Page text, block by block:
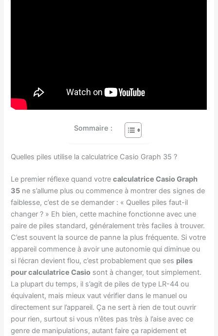
Sommaire :
Quelles piles utilise la calculatrice Casio Graph 35 ?
Le premier réflexe quand votrecalculatrice Casio Graph
35 ne s’allume plus ou commence à montrer des signes de
faiblesse, c’est de se demander : « Quelles piles faut-il
changer ? » Eh bien, cette machine fonctionne avec une
paire de piles standard, généralement très faciles à trouver.
C’est souvent la source de panne la plus fréquente. Si votre
appareil commence à avoir une autonomie qui diminue ou
si l’écran devient flou, c’est probablement que ses piles
pour calculatrice Casio sont à changer, tout simplement.
La plupart du temps, il s’agit de piles de type LR-44 ou
équivalent, mais mieux vaut vérifier dans le manuel ou
directement sur l’appareil. Ça ne sert à rien de tout ouvrir
pour rien, surtout si vous n’êtes pas très à l’aise avec ce
genre de manipulations, autant faire ça rapidement et